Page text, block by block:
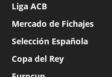
Liga ACB
Mercado de Fichajes
Selección Española
Copa del Rey